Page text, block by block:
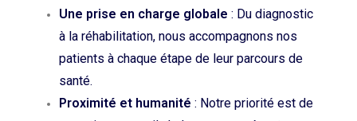
Une prise en charge globale : Du diagnostic
à la réhabilitation, nous accompagnons nos
patients à chaque étape de leur parcours de
santé.
Proximité et humanité : Notre priorité est de